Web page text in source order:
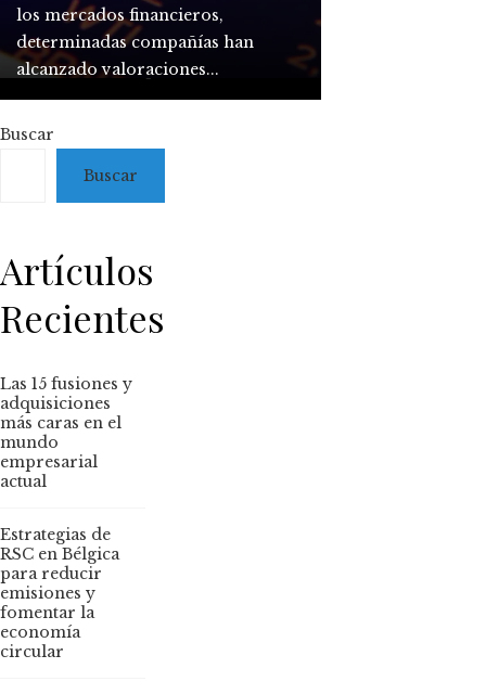
han transformado sectores
enteros, modificado el equilibrio
competitivo mundial y dejado h...
excepcionales, rebasando con
creces a los índices de referencia y
afianzándose com...
mundial. El colapso bursátil
iniciado en octubre de ese año en
Estados Unidos pr...
los mercados financieros,
determinadas compañías han
alcanzado valoraciones...
Buscar
Buscar
Artículos
Recientes
Las 15 fusiones y
adquisiciones
más caras en el
mundo
empresarial
actual
Estrategias de
RSC en Bélgica
para reducir
emisiones y
fomentar la
economía
circular